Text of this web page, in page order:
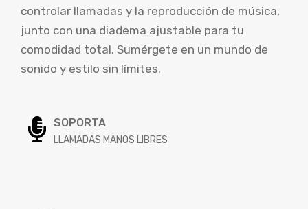
controlar llamadas y la reproducción de música,
junto con una diadema ajustable para tu
comodidad total. Sumérgete en un mundo de
sonido y estilo sin límites.
SOPORTA
LLAMADAS MANOS LIBRES